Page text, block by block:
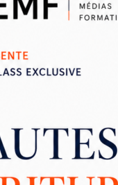
et infographie)